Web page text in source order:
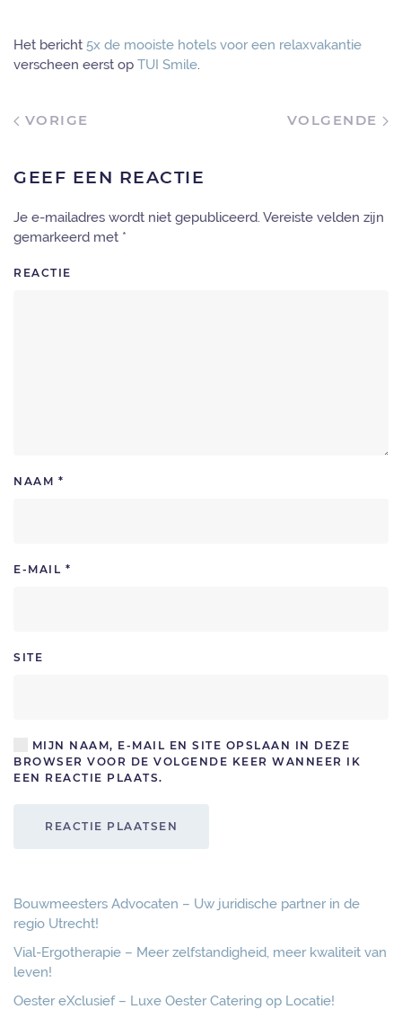
Het bericht 5x de mooiste hotels voor een relaxvakantie
verscheen eerst op TUI Smile.
VORIGE VOLGENDE
GEEF EEN REACTIE
Je e-mailadres wordt niet gepubliceerd. Vereiste velden zijn
gemarkeerd met *
REACTIE
NAAM *
E-MAIL *
SITE
MIJN NAAM, E-MAIL EN SITE OPSLAAN IN DEZE
BROWSER VOOR DE VOLGENDE KEER WANNEER IK
EEN REACTIE PLAATS.
REACTIE PLAATSEN
Bouwmeesters Advocaten – Uw juridische partner in de
regio Utrecht!
Vial-Ergotherapie – Meer zelfstandigheid, meer kwaliteit van
leven!
Oester eXclusief – Luxe Oester Catering op Locatie!